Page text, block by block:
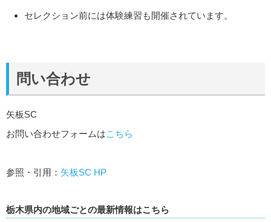
セレクション前には体験練習も開催されています。
問い合わせ
矢板SC
お問い合わせフォームはこちら
参照・引用： 矢板SC HP
栃木県内の地域ごとの最新情報はこちら